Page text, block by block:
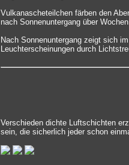
Vulkanascheteilchen färben den
nach Sonnenuntergang über
Nach Sonnenuntergang zeigt sich
Leuchterscheinungen durch
Verschieden dichte Luftschichten
sein, die sicherlich jeder schon